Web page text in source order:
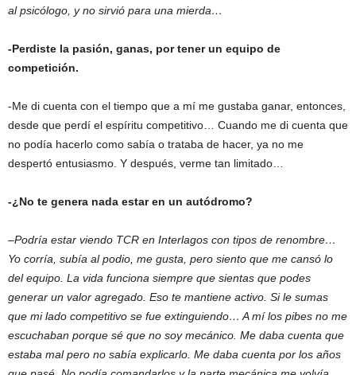
al psicólogo, y no sirvió para una mierda…
-Perdiste la pasión, ganas, por tener un equipo de
competición.
-Me di cuenta con el tiempo que a mí me gustaba ganar, entonces,
desde que perdí el espíritu competitivo… Cuando me di cuenta que
no podía hacerlo como sabía o trataba de hacer, ya no me
despertó entusiasmo. Y después, verme tan limitado…
-¿No te genera nada estar en un autódromo?
–Podría estar viendo TCR en Interlagos con tipos de renombre…
Yo corría, subía al podio, me gusta, pero siento que me cansó lo
del equipo. La vida funciona siempre que sientas que podes
generar un valor agregado. Eso te mantiene activo. Si le sumas
que mi lado competitivo se fue extinguiendo… A mí los pibes no me
escuchaban porque sé que no soy mecánico. Me daba cuenta que
estaba mal pero no sabía explicarlo. Me daba cuenta por los años